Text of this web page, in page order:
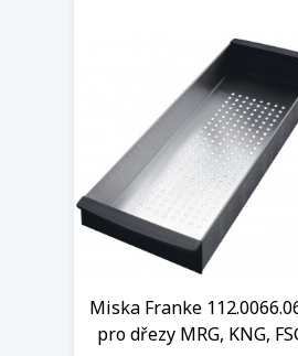
Miska Franke
pro dřezy MRG, KNG,